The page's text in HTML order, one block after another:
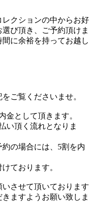
クションの中からお好
び頂き、ご予約頂けま
に余裕を持ってお越し
ご覧くださいませ。
金として頂きます。
い頂く流れとなりま
約の場合には、5割を内
ております。
させて頂いております
ますようお願い致しま